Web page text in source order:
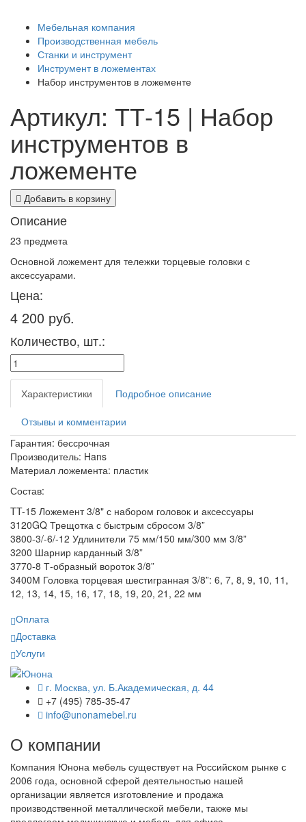
Мебельная компания
Производственная мебель
Станки и инструмент
Инструмент в ложементах
Набор инструментов в ложементе
Артикул: ТТ-15 | Набор
инструментов в
ложементе
Добавить в корзину
Описание
23 предмета
Основной ложемент для тележки торцевые головки с
аксессуарами.
Цена:
4 200 руб.
Количество, шт.:
Характеристики Подробное описание
Отзывы и комментарии
Гарантия: бессрочная
Производитель: Hans
Материал ложемента: пластик
Состав:
TT-15 Ложемент 3/8" с набором головок и аксессуары
3120GQ Трещотка с быстрым сбросом 3/8”
3800-3/-6/-12 Удлинители 75 мм/150 мм/300 мм 3/8”
3200 Шарнир карданный 3/8”
3770-8 Т-образный вороток 3/8”
3400М Головка торцевая шестигранная 3/8”: 6, 7, 8, 9, 10, 11,
12, 13, 14, 15, 16, 17, 18, 19, 20, 21, 22 мм
Оплата
Доставка
Услуги
г. Москва, ул. Б.Академическая, д. 44
+7 (495) 785-35-47
info@unonamebel.ru
О компании
Компания Юнона мебель существует на Российском рынке с
2006 года, основной сферой деятельностью нашей
организации является изготовление и продажа
производственной металлической мебели, также мы